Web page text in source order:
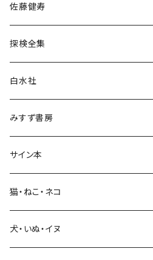
民族・風習
言語・ことば
生活・暮らし
佐藤健寿
探検全集
白水社
みすず書房
サイン本
猫・ねこ・ネコ
犬・いぬ・イヌ